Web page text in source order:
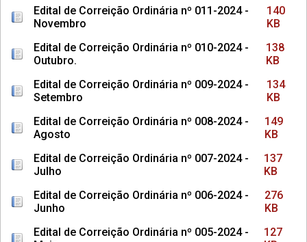
Edital de Correição Ordinária nº 011-2024 -
Novembro
140
KB
Edital de Correição Ordinária nº 010-2024 -
Outubro.
138
KB
Edital de Correição Ordinária nº 009-2024 -
Setembro
134
KB
Edital de Correição Ordinária nº 008-2024 -
Agosto
149
KB
Edital de Correição Ordinária nº 007-2024 -
Julho
137
KB
Edital de Correição Ordinária nº 006-2024 -
Junho
276
KB
Edital de Correição Ordinária nº 005-2024 -
127